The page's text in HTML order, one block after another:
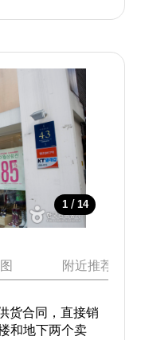
1 / 14
附近推荐景点
货合同，直接销
和地下两个卖